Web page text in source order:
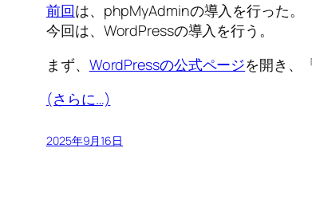
前回は、phpMyAdminの導入を行った。
今回は、WordPressの導入を行う。
まず、 WordPressの公式ページを開き、
(さらに…)
2025年9月16日